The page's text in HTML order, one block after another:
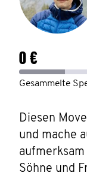
0 €
Gesammelte
Diesen
und mache
Söhne und